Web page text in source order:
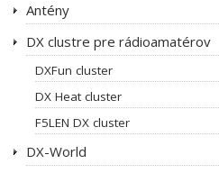
Antény
DX clustre pre rádioamatérov
DXFun cluster
DX Heat cluster
F5LEN DX cluster
DX-World